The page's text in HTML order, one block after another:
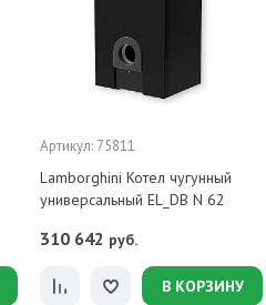
Артикул: 75811
Lamborghini Котел чугунный
универсальный EL_DB N 62
310 642 руб.
В КОРЗИНУ